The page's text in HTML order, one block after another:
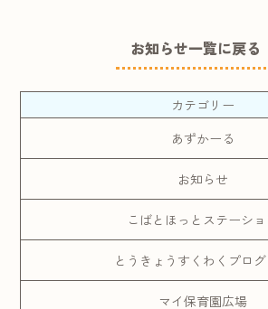
お知らせ一覧に戻る
カテゴリー
あずかーる
お知らせ
こばとほっとステーショ
とうきょうすくわくプロ
マイ保育園広場